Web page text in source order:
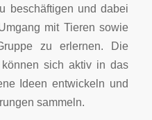
beschäftigen und dabei
mit Tieren sowie
zu erlernen. Die
sich aktiv in das
Ideen entwickeln und
sammeln.